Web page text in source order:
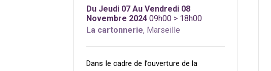
Du Jeudi 07 Au Vendredi 08
Novembre 2024 09h00 > 18h00
La cartonnerie, Marseille
Dans le cadre de l’ouverture de la